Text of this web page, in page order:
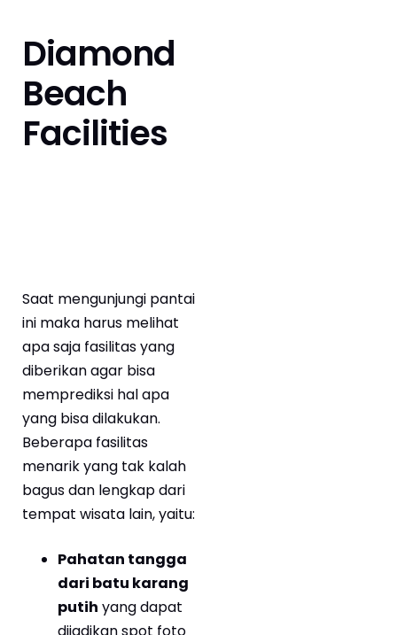
Diamond
Beach
Facilities
Saat mengunjungi pantai
ini maka harus melihat
apa saja fasilitas yang
diberikan agar bisa
memprediksi hal apa
yang bisa dilakukan.
Beberapa fasilitas
menarik yang tak kalah
bagus dan lengkap dari
tempat wisata lain, yaitu:
Pahatan tangga
dari batu karang
putih yang dapat